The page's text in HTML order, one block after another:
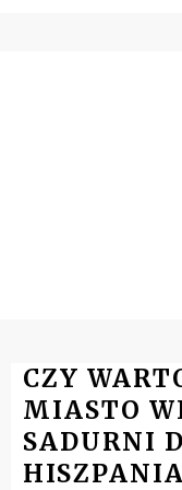
CZY
MIASTO
SADURNI